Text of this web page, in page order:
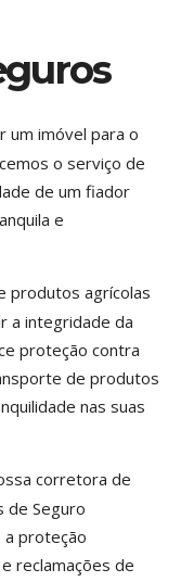
um imóvel para o
o serviço de
de um fiador
e
produtos agrícolas
a integridade da
proteção contra
de produtos
nas suas
corretora de
de Seguro
a proteção
reclamações de